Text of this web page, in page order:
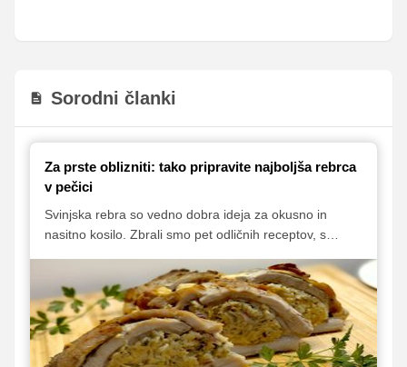
Sorodni članki
Za prste oblizniti: tako pripravite najboljša rebrca
v pečici
Svinjska rebra so vedno dobra ideja za okusno in
nasitno kosilo. Zbrali smo pet odličnih receptov, s